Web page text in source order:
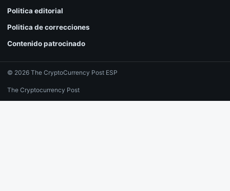
Politica editorial
Politica de correcciones
Contenido patrocinado
© 2026 The CryptoCurrency Post ESP
The Cryptocurrency Post